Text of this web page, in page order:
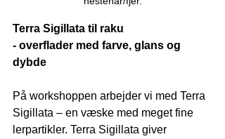
Terra Sigillata til raku
- overflader med farve, glans og
dybde
På workshoppen arbejder vi med Terra
Sigillata – en væske med meget fine
lerpartikler. Terra Sigillata giver